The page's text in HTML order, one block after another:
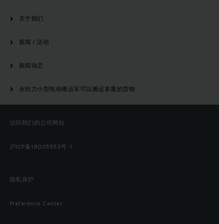
关于我们
新闻 / 活动
新闻动态
永恒力小型电动搬运车可以搬运多重的货物
访问我们的公司网站
沪ICP备18005553号-1
隐私保护
Preference Center